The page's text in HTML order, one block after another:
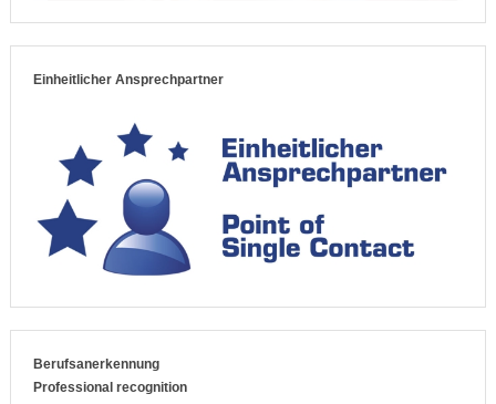
Einheitlicher Ansprechpartner
Berufsanerkennung
Professional recognition